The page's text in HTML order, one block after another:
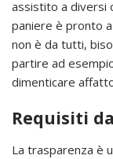
assistito a diversi
paniere è pronto
non è da tutti,
partire ad
dimenticare
Requisiti
La trasparenza è